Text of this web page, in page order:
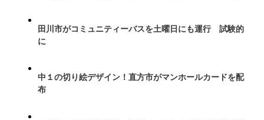
田川市がコミュニティーバスを土曜日にも運行 試験的
に
中１の切り絵デザイン！直方市がマンホールカードを配
布